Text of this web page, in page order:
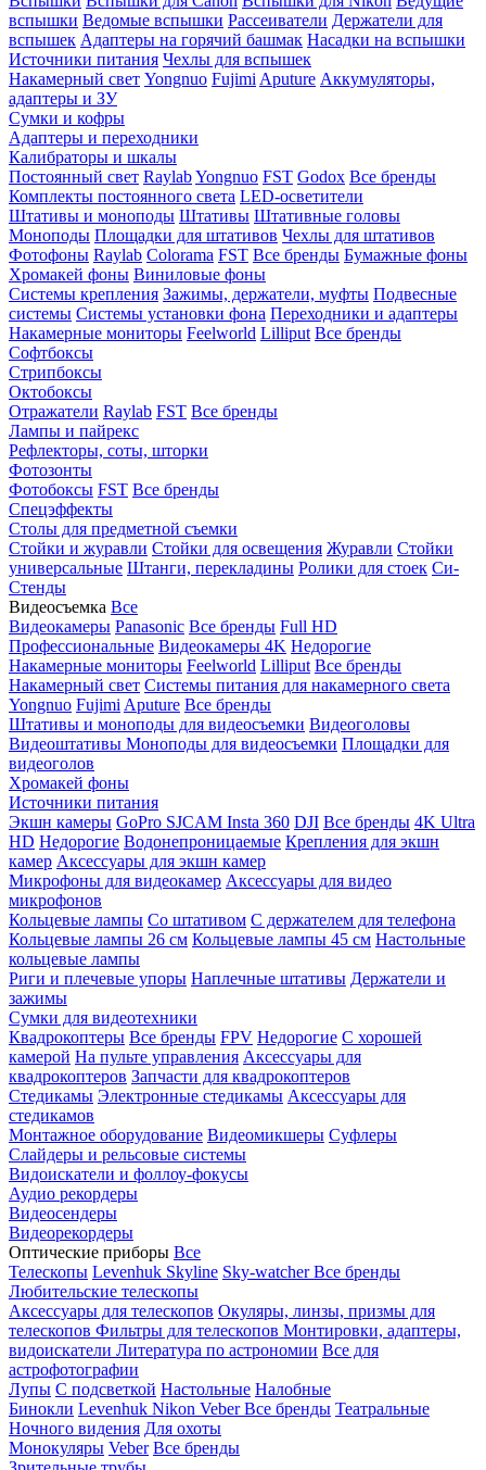
вспышки Ведомые вспышки Рассеиватели Держатели для
вспышек Адаптеры на горячий башмак Насадки на вспышки
Источники питания Чехлы для вспышек
Накамерный свет Yongnuo Fujimi Aputure Аккумуляторы,
адаптеры и ЗУ
Сумки и кофры
Адаптеры и переходники
Калибраторы и шкалы
Постоянный свет RaylabYongnuo FST Godox Все бренды
Комплекты постоянного света LED-осветители
Штативы и моноподы Штативы Штативные головы
Моноподы Площадки для штативов Чехлы для штативов
Фотофоны Raylab Colorama FST Все бренды Бумажные фоны
Хромакей фоны Виниловые фоны
Системы крепления Зажимы, держатели, муфты Подвесные
системы Системы установки фона Переходники и адаптеры
Накамерные мониторы Feelworld Lilliput Все бренды
Софтбоксы
Стрипбоксы
Октобоксы
Отражатели Raylab FST Все бренды
Лампы и пайрекс
Рефлекторы, соты, шторки
Фотозонты
Фотобоксы FST Все бренды
Спецэффекты
Столы для предметной съемки
Стойки и журавли Стойки для освещения Журавли Стойки
универсальные Штанги, перекладины Ролики для стоек Си-
Стенды
Видеосъемка Все
Видеокамеры Panasonic Все бренды Full HD
Профессиональные Видеокамеры 4K Недорогие
Накамерные мониторы Feelworld Lilliput Все бренды
Накамерный свет Системы питания для накамерного света
Yongnuo Fujimi Aputure Все бренды
Штативы и моноподы для видеосъемки Видеоголовы
Видеоштативы Моноподы для видеосъемки Площадки для
видеоголов
Хромакей фоны
Источники питания
Экшн камеры GoPro SJCAM Insta 360 DJI Все бренды 4K Ultra
HD Недорогие Водонепроницаемые Крепления для экшн
камер Аксессуары для экшн камер
Микрофоны для видеокамер Аксессуары для видео
микрофонов
Кольцевые лампы Со штативом C держателем для телефона
Кольцевые лампы 26 см Кольцевые лампы 45 см Настольные
кольцевые лампы
Риги и плечевые упоры Наплечные штативы Держатели и
зажимы
Сумки для видеотехники
Квадрокоптеры Все бренды FPV Недорогие С хорошей
камерой На пульте управления Аксессуары для
квадрокоптеров Запчасти для квадрокоптеров
Стедикамы Электронные стедикамы Аксессуары для
стедикамов
Монтажное оборудование Видеомикшеры Суфлеры
Слайдеры и рельсовые системы
Видоискатели и фоллоу-фокусы
Аудио рекордеры
Видеосендеры
Видеорекордеры
Оптические приборы Все
Телескопы Levenhuk Skyline Sky-watcherВсе бренды
Любительские телескопы
Аксессуары для телескопов Окуляры, линзы, призмы для
телескопов Фильтры для телескопов Монтировки, адаптеры,
видоискатели Литература по астрономии Все для
астрофотографии
Лупы С подсветкой Настольные Налобные
Бинокли Levenhuk Nikon VeberВсе бренды Театральные
Ночного видения Для охоты
Монокуляры Veber Все бренды